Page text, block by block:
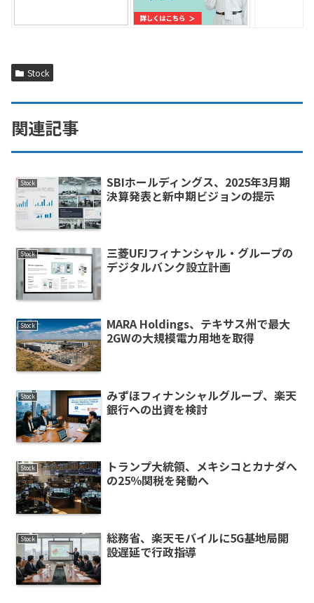
Stock
関連記事
Stock
SBIホールディングス、2025年3月期
決算発表と新中期ビジョンの提示
Stock
三菱UFJフィナンシャル・グループの
デジタルバンク設立計画
Stock
MARA Holdings、テキサス州で最大
2GWの大規模電力用地を取得
Stock
みずほフィナンシャルグループ、楽天
銀行への出資を検討
Stock
トランプ大統領、メキシコとカナダへ
の25％関税を発動へ
Stock
総務省、楽天モバイルに5G基地局開
設遅延で行政指導